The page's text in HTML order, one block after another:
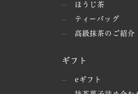
ほうじ茶
ティーバッグ
高級抹茶のご紹介
ギフト
eギフト